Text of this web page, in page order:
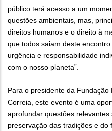
público terá acesso a um
questões ambientais, mas,
direitos humanos e o direito à
que todos saiam deste
urgência e responsabilidade
com o nosso planeta”.
Para o presidente da
Correia, este evento é uma
aprofundar questões
preservação das tradições e